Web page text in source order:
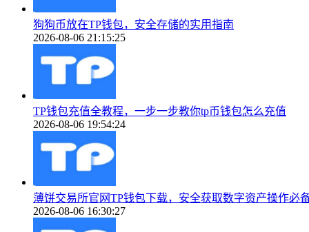
狗狗币放在TP钱包，安全存储的实用指南
2026-08-06 21:15:25
TP钱包充值全教程，一步一步教你tp币钱包怎么充值
2026-08-06 19:54:24
薄饼交易所官网TP钱包下载，安全获取数字资产操作必
2026-08-06 16:30:27